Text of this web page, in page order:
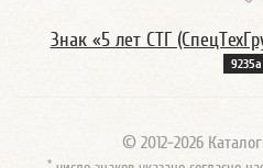
Знак «5 лет СТГ
9235а
© 2012-2026
*